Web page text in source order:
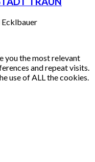
you the most relevant
and repeat visits.
use of ALL the cookies.